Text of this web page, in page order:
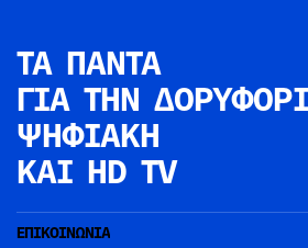
ΤΑ ΠΑΝΤΑ
ΓΙΑ ΤΗΝ
ΨΗΦΙΑΚΗ
ΚΑΙ HD TV
ΕΠΙΚΟΙΝΩΝΙΑ